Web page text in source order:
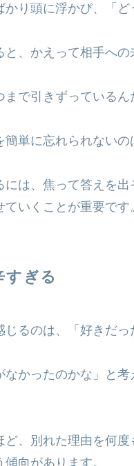
り頭に浮かび、「
、かえって相手への
で引きずっている
単に忘れられないの
は、焦って答えを
いくことが重要です
すぎる
るのは、「好きだ
かったのかな」と
、別れた理由を何
向があります。